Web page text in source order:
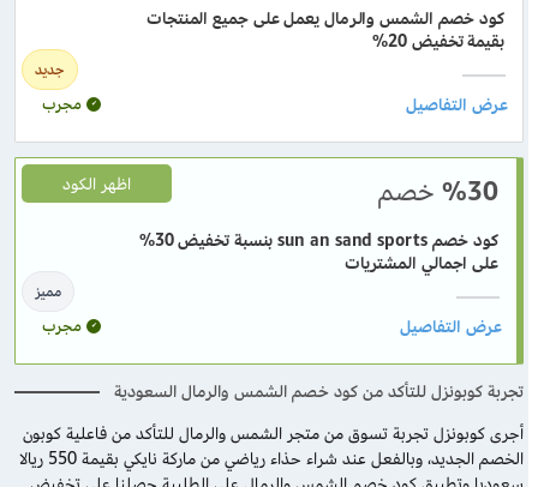
جديد
كود خصم الشمس والرمال يعمل على جميع المنتجات
بقيمة تخفيض 20%
مجرب
%30 خصم
مميز
كود خصم sun an sand sports بنسبة تخفيض 30%
على اجمالي المشتريات
اظهر الكود
مجرب
تجربة كوبونزل للتأكد من كود خصم الشمس والرمال السعودية
أجرى كوبونزل تجربة تسوق من متجر الشمس والرمال للتأكد من فاعلية كوبون
الخصم الجديد، وبالفعل عند شراء حذاء رياضي من ماركة نايكي بقيمة 550 ريالا